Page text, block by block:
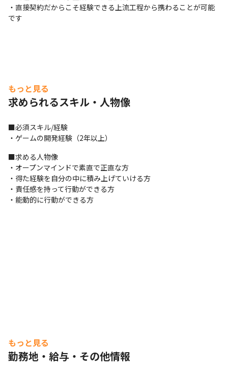
・直接契約だからこそ経験できる上流工程から携わることが可能
です
もっと見る
求められるスキル・人物像
■必須スキル/経験
・ゲームの開発経験（2年以上）
■求める人物像
・オープンマインドで素直で正直な方
・得た経験を自分の中に積み上げていける方
・責任感を持って行動ができる方
・能動的に行動ができる方
もっと見る
勤務地・給与・その他情報